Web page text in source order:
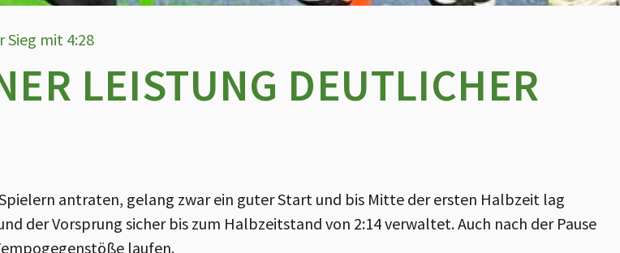
mit 4:28
LEISTUNG DEUTLICHER
antraten, gelang zwar ein guter Start und bis Mitte der ersten Halbzeit lag
der Vorsprung sicher bis zum Halbzeitstand von 2:14 verwaltet. Auch nach der Pause
laufen.